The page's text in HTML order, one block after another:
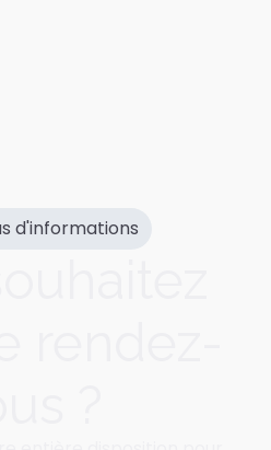
d'informations